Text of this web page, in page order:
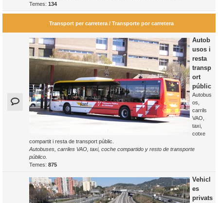
Temes: 134
Transport per carretera / Transporte por carretera
Autob
usos i
resta
transp
ort
públic
Autobus
os,
carrils
VAO,
taxi,
cotxe
compartit i resta de transport públic.
Autobuses, carriles VAO, taxi, coche compartido y resto de transporte
público.
Temes: 875
Vehicl
es
privats